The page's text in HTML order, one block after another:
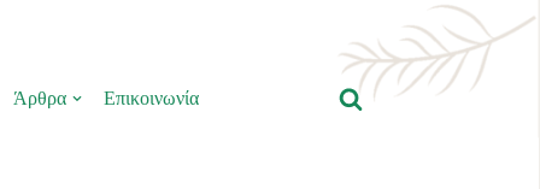
Άρθρα Επικοινωνία